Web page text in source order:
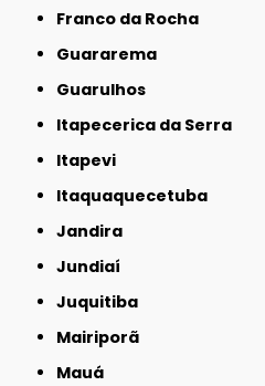
Franco da Rocha
Guararema
Guarulhos
Itapecerica da Serra
Itapevi
Itaquaquecetuba
Jandira
Jundiaí
Juquitiba
Mairiporã
Mauá